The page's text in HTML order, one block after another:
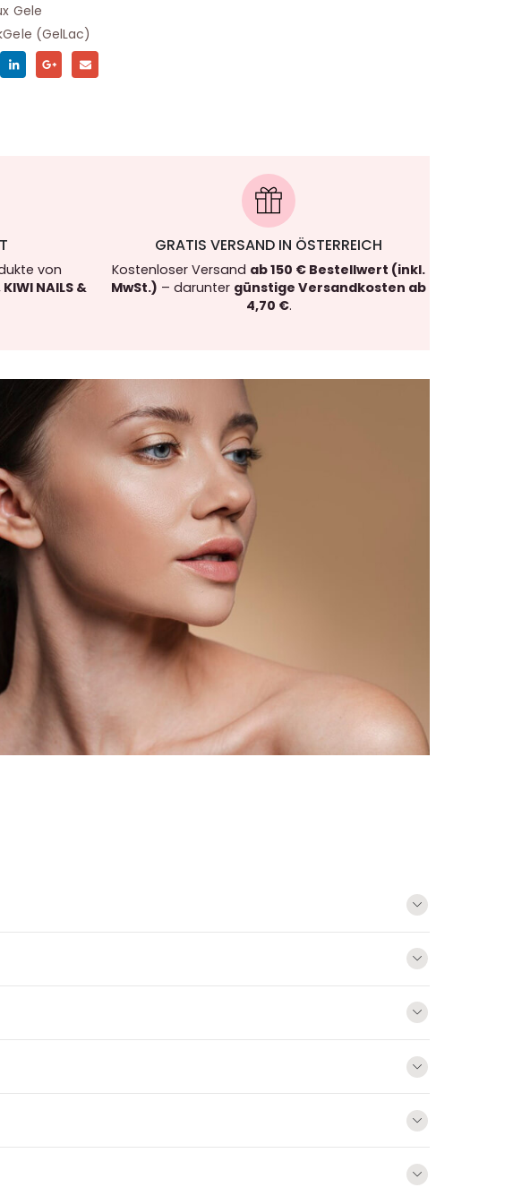
Gele
(GelLac)
von
NAILS &
GRATIS VERSAND IN ÖSTERREICH
Kostenloser Versand ab 150 € Bestellwert (inkl.
MwSt.) – darunter günstige Versandkosten ab
4,70 €.